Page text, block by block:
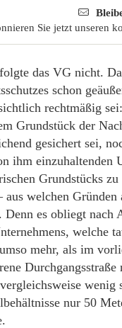
Sie jetzt unseren
das VG nicht.
schon
rechtmäßig
Grundstück der
gesichert sei,
ihm einzuhaltenden
Grundstücks
aus welchen
Denn es obliegt nach
welche
mehr, als im
wenig
nur 50